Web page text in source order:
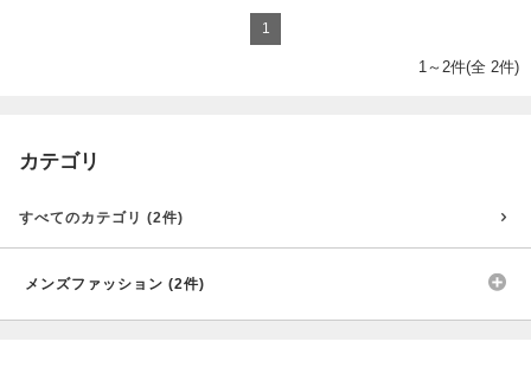
1
1～2件(全 2件)
カテゴリ
すべてのカテゴリ (2件)
メンズファッション (2件)